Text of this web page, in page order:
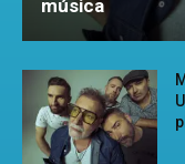
música